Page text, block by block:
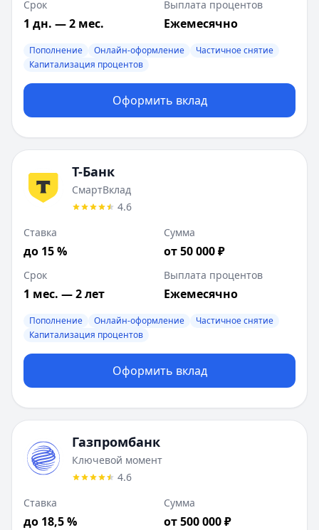
Альфа-Банк
Альфа-Счет Alfa Only
Валюта:RUB
Лимит:1-₽
Ставка от:4%
Срок:1-61мес.
Лучший % (ежемесячно)
Валюта:RUB
Лимит:
Ставка от:6.35%
Срок:
1095 мес.
Альфа-Банк
Социальный счет
Валюта:RUB
Ставка от:
Срок:1 -мес.
Сбербанк
СберВклад без пополнения (% ежемесячно)
Валюта:
Лимит:100 000-₽
Ставка от:6.15%
Срок:30-1095мес.
Альфа-Банк:Альфа-Вклад. Максимальный
Лимит:50 000-₽
Ставка от:6.62%
Срок:62-1095мес.
Срок
1 дн. — 2 мес.
Выплата процентов
Ежемесячно
Пополнение Онлайн-оформление
Частичное снятие
Капитализация процентов
Оформить вклад
Т-Банк
СмартВклад
4.6
Ставка
до 15 %
Сумма
от 50 000 ₽
Срок
1 мес. — 2 лет
Выплата процентов
Ежемесячно
Пополнение Онлайн-оформление
Частичное снятие
Капитализация процентов
Оформить вклад
Газпромбанк
Ключевой момент
4.6
Ставка
до 18,5 %
Сумма
от 500 000 ₽